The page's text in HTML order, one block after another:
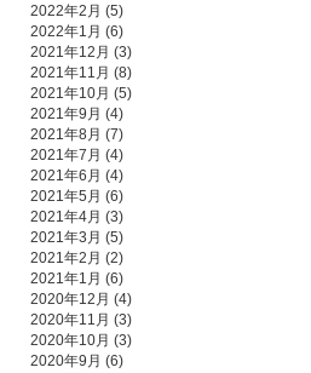
2022年2月 (5)
2022年1月 (6)
2021年12月 (3)
2021年11月 (8)
2021年10月 (5)
2021年9月 (4)
2021年8月 (7)
2021年7月 (4)
2021年6月 (4)
2021年5月 (6)
2021年4月 (3)
2021年3月 (5)
2021年2月 (2)
2021年1月 (6)
2020年12月 (4)
2020年11月 (3)
2020年10月 (3)
2020年9月 (6)